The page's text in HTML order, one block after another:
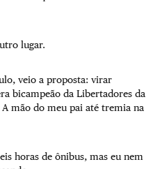
lugar.
veio a proposta: virar
bicampeão da Libertadores da
mão do meu pai até tremia na
horas de ônibus, mas eu nem